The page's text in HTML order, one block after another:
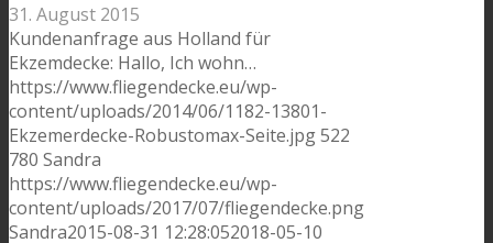
31. August 2015
Kundenanfrage aus Holland für
Ekzemdecke: Hallo, Ich wohn…
https://www.fliegendecke.eu/wp-
content/uploads/2014/06/1182-13801-
Ekzemerdecke-Robustomax-Seite.jpg522
780 Sandra
https://www.fliegendecke.eu/wp-
content/uploads/2017/07/fliegendecke.png
Sandra2015-08-31 12:28:052018-05-10